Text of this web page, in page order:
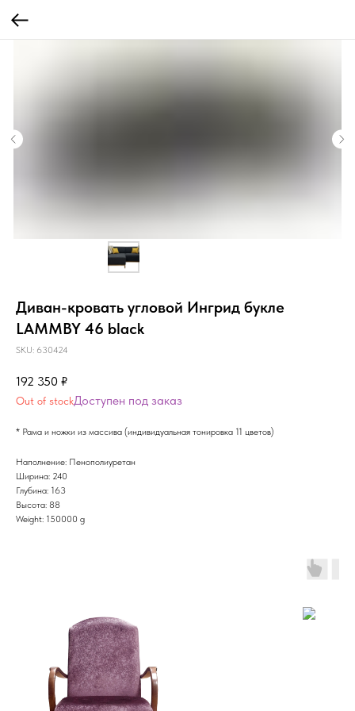
Диван-кровать угловой Ингрид букле
LAMMBY 46 black
SKU: 630424
192 350 ₽
Out of stock
* Рама и ножки из массива (индивидуальная тонировка 11 цветов)
Наполнение: Пенополиуретан
Ширина: 240
Глубина: 163
Высота: 88
Weight: 150000 g